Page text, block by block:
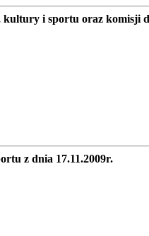
i sportu oraz komisji
z dnia 17.11.2009r.